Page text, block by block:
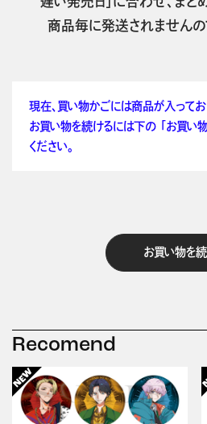
商品毎に発送されませんの
現在、買い物かごには商品が入ってお
お買い物を続けるには下の 「お買い
ください。
お買い物を
Recomend